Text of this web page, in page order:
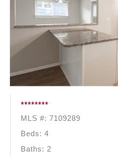
********
MLS #: 7109289
Beds: 4
Baths: 2